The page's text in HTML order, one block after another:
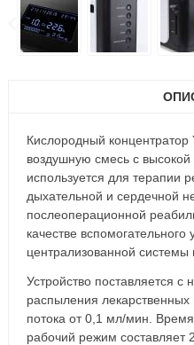
Кислородный концентратор
воздушную смесь с
используется для терапии
дыхательной и сердечной
послеоперационной
качестве вспомогательного
централизованной системы
Устройство поставляется с
распыления лекарственных
потока от 0,1 мл/мин.
рабочий режим составляет